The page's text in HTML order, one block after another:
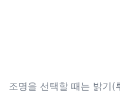
조명을 선택할 때는 밝기(